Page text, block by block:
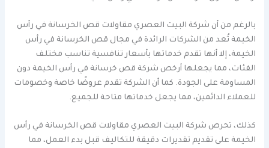
بالرغم من أن شركة البيت العصري مقاولات قص الخرسانة في رأس
الخيمة تُعد من الشركات الرائدة في مجال قص الخرسانة في رأس
الخيمة، إلا أنها تقدم خدماتها بأسعار تنافسية تناسب مختلف
الفئات، مما يجعلها أرخص شركة قص خرسانة في رأس الخيمة دون
المساومة على الجودة. كما أن الشركة تقدم عروضًا خاصة وخصومات
للعملاء الدائمين، مما يجعل خدماتها متاحة للجميع.
كذلك، تحرص شركة البيت العصري مقاولات قص الخرسانة في رأس
الخيمة على تقديم تقديرات دقيقة للتكاليف قبل بدء العمل، مما